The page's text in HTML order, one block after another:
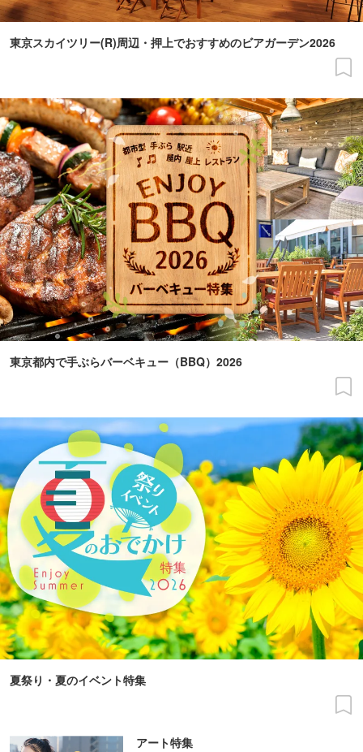
東京スカイツリー(R)周辺・押上でおすすめのビアガーデン2026
東京都内で手ぶらバーベキュー（BBQ）2026
夏祭り・夏のイベント特集
アート特集